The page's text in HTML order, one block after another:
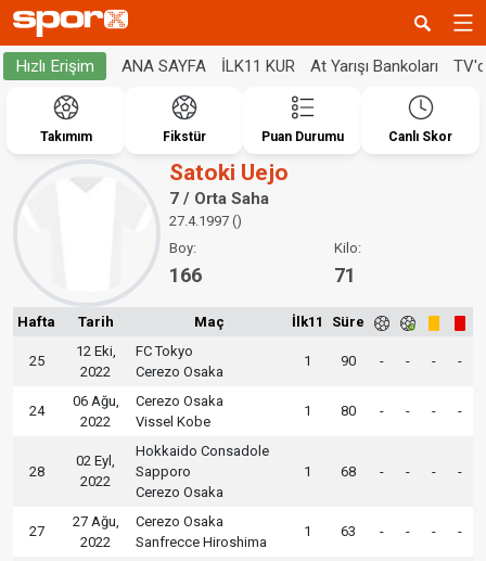
Hızlı Erişim ANA SAYFA İLK11 KUR At Yarışı Bankoları
Takımım Fikstür Puan Durumu Canlı Skor
Satoki Uejo
7 / Orta Saha
27.4.1997 ()
Boy:
166
Kilo:
71
Hafta Tarih Maç İlk11 Süre
25
12 Eki,
2022
FC Tokyo
Cerezo Osaka
1 90 - - - -
24
06 Ağu,
2022
Cerezo Osaka
Vissel Kobe
1 80 - - - -
28
02 Eyl,
2022
Hokkaido Consadole
Sapporo
Cerezo Osaka
1 68 - - - -
27
27 Ağu,
2022
Cerezo Osaka
Sanfrecce Hiroshima
1 63 - - - -